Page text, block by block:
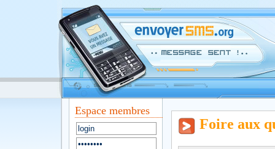
Espace membres
Foire aux